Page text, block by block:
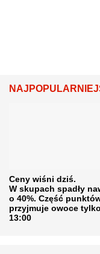
Ceny wiśni dziś.
W skupach spadły
o 40%. Część
przyjmuje owoce
13:00